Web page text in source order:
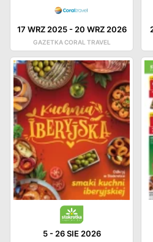
17 WRZ 2025- 20 WRZ 2026
GAZETKA CORAL TRAVEL
5-26 SIE 2026